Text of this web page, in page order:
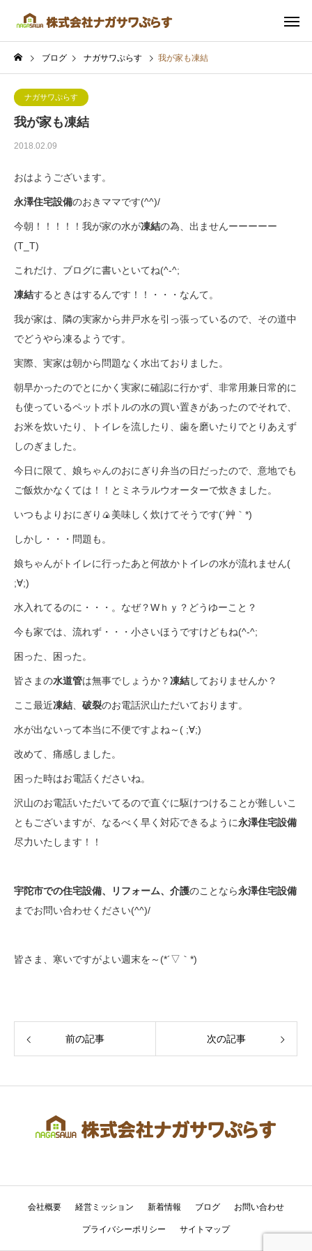
ブログ ナガサワぷらす 我が家も凍結
ナガサワぷらす
我が家も凍結
2018.02.09
おはようございます。
永澤住宅設備のおきママです(^^)/
今朝！！！！！我が家の水が凍結の為、出ませんーーーーー
(T_T)
これだけ、ブログに書いといてね(^-^;
凍結するときはするんです！！・・・なんて。
我が家は、隣の実家から井戸水を引っ張っているので、その道中
でどうやら凍るようです。
実際、実家は朝から問題なく水出ておりました。
朝早かったのでとにかく実家に確認に行かず、非常用兼日常的に
も使っているペットボトルの水の買い置きがあったのでそれで、
お米を炊いたり、トイレを流したり、歯を磨いたりでとりあえず
しのぎました。
今日に限て、娘ちゃんのおにぎり弁当の日だったので、意地でも
ご飯炊かなくては！！とミネラルウオーターで炊きました。
いつもよりおにぎり🍙美味しく炊けてそうです(´艸｀*)
しかし・・・問題も。
娘ちゃんがトイレに行ったあと何故かトイレの水が流れません(
;∀;)
水入れてるのに・・・。なぜ？Wｈｙ？どうゆーこと？
今も家では、流れず・・・小さいほうですけどもね(^-^;
困った、困った。
皆さまの水道管は無事でしょうか？凍結しておりませんか？
ここ最近凍結 破裂のお電話沢山ただいております。
水が出ないって本当に不便ですよね～( ;∀;)
改めて、痛感しました。
困った時はお電話くださいね。
沢山のお電話いただいてるので直ぐに駆けつけることが難しいこ
ともございますが、なるべく早く対応できるように永澤住宅設備
尽力いたします！！
宇陀市での住宅設備、リフォーム、介護のことなら永澤住宅設備
までお問い合わせください(^^)/
皆さま、寒いですがよい週末を～(*´▽｀*)
前の記事 次の記事
会社概要 経営ミッション 新着情報 ブログ お問い合わせ
プライバシーポリシー サイトマップ